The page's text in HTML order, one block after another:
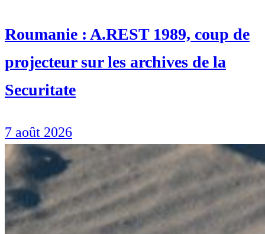
Roumanie : A.REST 1989, coup de
projecteur sur les archives de la
Securitate
7 août 2026